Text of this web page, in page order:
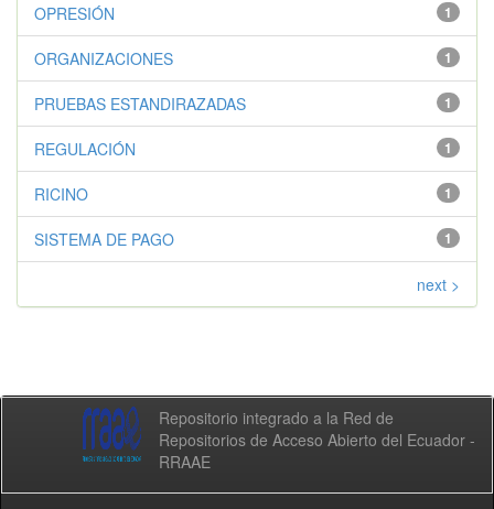
1
OPRESIÓN
1
ORGANIZACIONES
1
PRUEBAS ESTANDIRAZADAS
1
REGULACIÓN
1
RICINO
1
SISTEMA DE PAGO
next >
Repositorio integrado a la Red de
Repositorios de Acceso Abierto del Ecuador -
RRAAE